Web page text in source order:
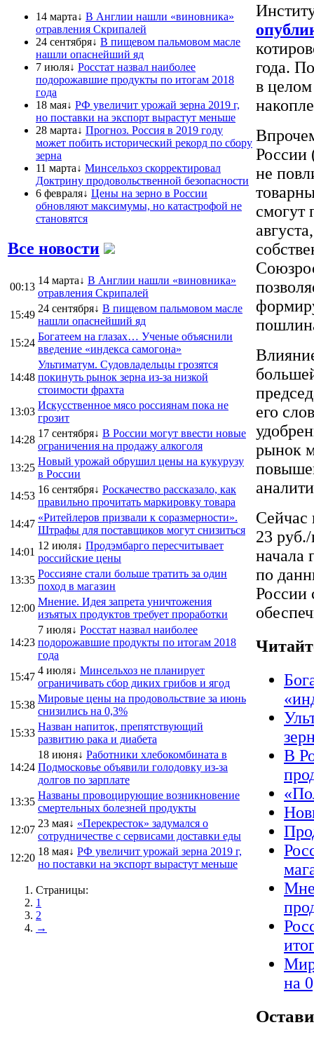
14 марта↓ В Англии нашли «виновника»
отравления Скрипалей
24 сентября↓ В пищевом пальмовом масле
нашли опаснейший яд
7 июля↓ Росстат назвал наиболее
подорожавшие продукты по итогам 2018
года
18 мая↓ РФ увеличит урожай зерна 2019 г,
но поставки на экспорт вырастут меньше
28 марта↓ Прогноз. Россия в 2019 году
может побить исторический рекорд по сбору
зерна
11 марта↓ Минсельхоз скорректировал
Доктрину продовольственной безопасности
6 февраля↓ Цены на зерно в России
обновляют максимумы, но катастрофой не
становятся
Все новости
00:13
14 марта↓ В Англии нашли «виновника»
отравления Скрипалей
15:49
24 сентября↓ В пищевом пальмовом масле
нашли опаснейший яд
15:24
Богатеем на глазах… Ученые объяснили
введение «индекса самогона»
14:48
Ультиматум. Судовладельцы грозятся
покинуть рынок зерна из-за низкой
стоимости фрахта
13:03
Искусственное мясо россиянам пока не
грозит
14:28
17 сентября↓ В России могут ввести новые
ограничения на продажу алкоголя
13:25
Новый урожай обрушил цены на кукурузу
в России
14:53
16 сентября↓ Роскачество рассказало, как
правильно прочитать маркировку товара
14:47
«Ритейлеров призвали к соразмерности».
Штрафы для поставщиков могут снизиться
14:01
12 июля↓ Продэмбарго пересчитывает
российские цены
13:35
Россияне стали больше тратить за один
поход в магазин
12:00
Мнение. Идея запрета уничтожения
изъятых продуктов требует проработки
14:23
7 июля↓ Росстат назвал наиболее
подорожавшие продукты по итогам 2018
года
15:47
4 июля↓ Минсельхоз не планирует
ограничивать сбор диких грибов и ягод
15:38
Мировые цены на продовольствие за июнь
снизились на 0,3%
15:33
Назван напиток, препятствующий
развитию рака и диабета
14:24
18 июня↓ Работники хлебокомбината в
Подмосковье объявили голодовку из-за
долгов по зарплате
13:35
Названы провоцирующие возникновение
смертельных болезней продукты
12:07
23 мая↓ «Перекресток» задумался о
сотрудничестве с сервисами доставки еды
12:20
18 мая↓ РФ увеличит урожай зерна 2019 г,
но поставки на экспорт вырастут меньше
Страницы:
1
2
→
года.
в целом
России
не
смогут
его
рынок
Сейчас
23
начала
по
России
В
на